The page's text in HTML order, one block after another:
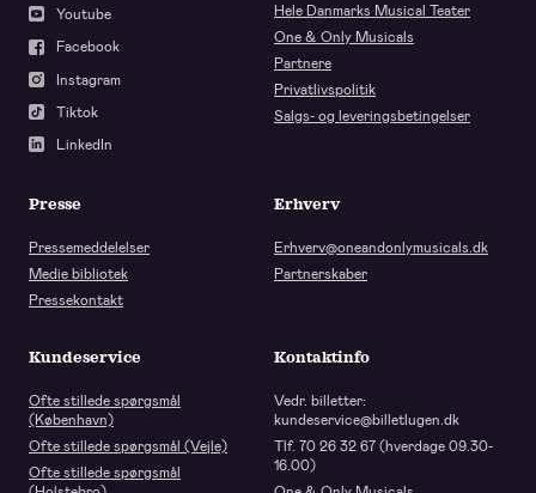
Youtube
Facebook
Instagram
Tiktok
LinkedIn
Hele Danmarks Musical Teater
One & Only Musicals
Partnere
Privatlivspolitik
Salgs- og leveringsbetingelser
Presse
Pressemeddelelser
Medie bibliotek
Pressekontakt
Erhverv
Erhverv@oneandonlymusicals.dk
Partnerskaber
Kundeservice
Ofte stillede spørgsmål
(København)
Ofte stillede spørgsmål (Vejle)
Ofte stillede spørgsmål
Kontaktinfo
Vedr. billetter:
kundeservice@billetlugen.dk
Tlf. 70 26 32 67 (hverdage 09.30-
16.00)